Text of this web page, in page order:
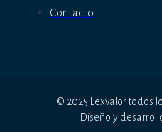
Contacto
© 2025 Lexvalor todos
Diseño y